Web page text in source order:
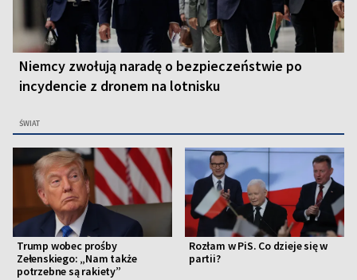
Niemcy zwołują naradę o bezpieczeństwie po
incydencie z dronem na lotnisku
ŚWIAT
Trump wobec prośby
Zełenskiego: „Nam także
potrzebne są rakiety”
Rozłam w PiS. Co dzieje się w
partii?